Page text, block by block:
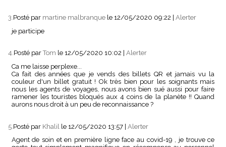
3.Posté par martine malbranque le 12/05/2020 09:22
Alerter
je participe
4.Posté parTom le 12/05/2020 10:02
Alerter
Ca me laisse perplexe...
Ca fait des années que je vends des billets QR et jamais vu la
couleur d'un billet gratuit ! Ok très bien pour les soignants mais
nous les agents de voyages, nous avons bien sué aussi pour faire
ramener les touristes bloqués aux 4 coins de la planète !! Quand
aurons nous droit à un peu de reconnaissance ?
5. Posté par Khalil le 12/05/2020 13:57 | Alerter
Agent de soin et en première ligne face au covid-19 , je trouve ce